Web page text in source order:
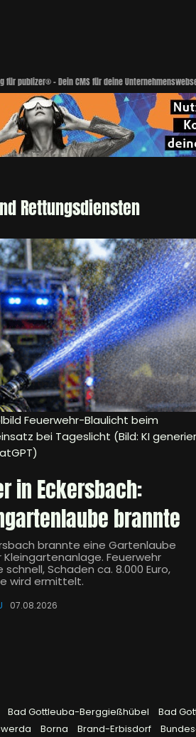
für publizer® - Dein CMS für deine
Rettungsdiensten
Feuerwehr-Blaulicht beim
bei Tageslicht (Bild: KI
in Eckersbach:
brannte
brannte eine Gartenlaube
Kleingartenanlage. Feuerwehr
Schaden ca. 8.000 Euro,
wird ermittelt.
07.08.2026
Bad Gottleuba-Berggießhübel Bad
Borna Brand-Erbisdorf